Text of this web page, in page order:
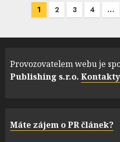
Navigace
příspěvky
1 2 3 4 …
Provozovatelem webu je
Publishing s.r.o. Kontakty
Máte zájem o PR článek?